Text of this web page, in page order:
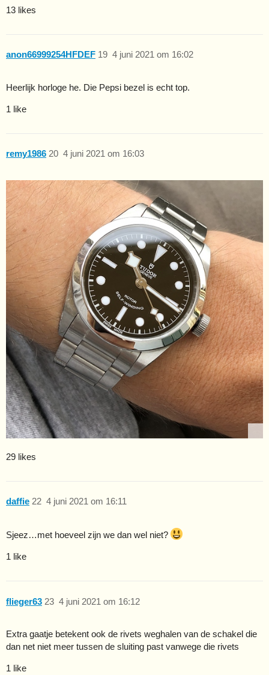
13 likes
anon66999254HFDEF 4 juni 2021 om 16:02
19
Heerlijk horloge he. Die Pepsi bezel is echt top.
1 like
remy1986 4 juni 2021 om 16:03
20
29 likes
daffie 4 juni 2021 om 16:11
22
Sjeez…met hoeveel zijn we dan wel niet?
1 like
flieger63 4 juni 2021 om 16:12
23
Extra gaatje betekent ook de rivets weghalen van de schakel die
dan net niet meer tussen de sluiting past vanwege die rivets
1 like